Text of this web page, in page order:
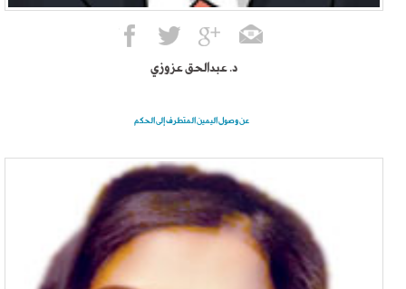
د. عبدالحق عزوزي
عن وصول اليمين المتطرف إلى الحكم